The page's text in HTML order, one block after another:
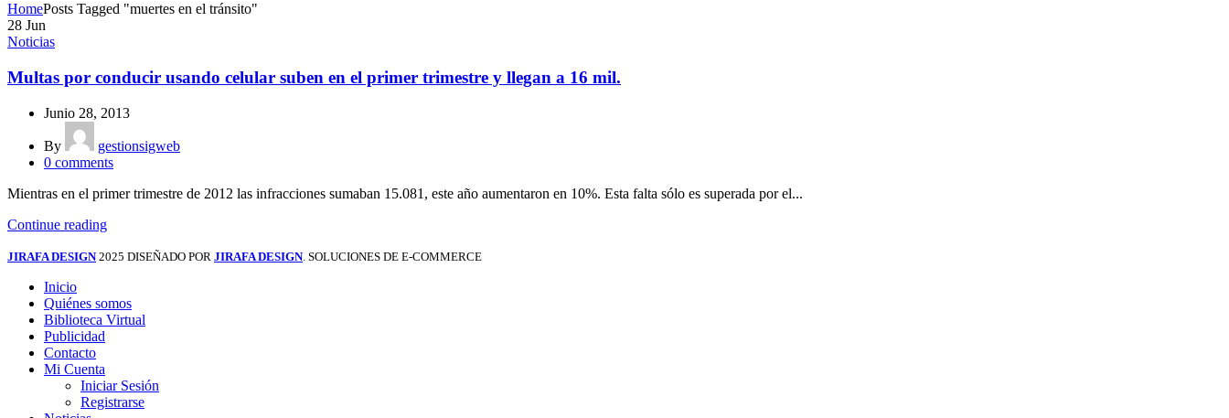
HomePosts Tagged "muertes en el tránsito"
28 Jun
Noticias
Multas por conducir usando celular suben en el primer trimestre y llegan a 16 mil.
Junio 28, 2013
By
gestionsigweb
0 comments
Mientras en el primer trimestre de 2012 las infracciones sumaban 15.081, este año aumentaron en 10%. Esta falta sólo es superada por el...
Continue reading
JIRAFA DESIGN 2025 DISEÑADO POR JIRAFA DESIGN. SOLUCIONES DE E-COMMERCE
Inicio
Quiénes somos
Biblioteca Virtual
Publicidad
Contacto
Mi Cuenta
Iniciar Sesión
Registrarse